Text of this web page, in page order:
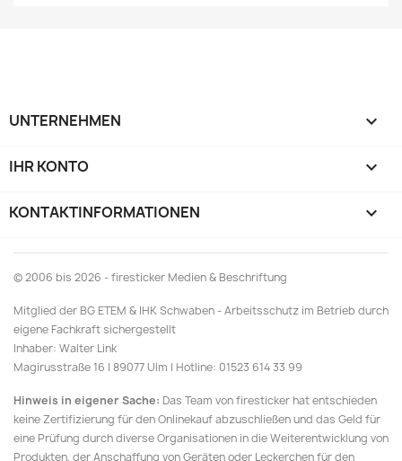
UNTERNEHMEN 
IHR KONTO 
KONTAKTINFORMATIONEN keyboard_arrow_down
© 2006 bis 2026 - firesticker Medien & Beschriftung
Mitglied der BG ETEM & IHK Schwaben - Arbeitsschutz im Betrieb durch
eigene Fachkraft sichergestellt
Inhaber: Walter Link
Magirusstraße 16 | 89077 Ulm | Hotline: 01523 614 33 99
Hinweis in eigener Sache: Das Team von firesticker hat entschieden
keine Zertifizierung für den Onlinekauf abzuschließen und das Geld für
eine Prüfung durch diverse Organisationen in die Weiterentwicklung von
Produkten, der Anschaffung von Geräten oder Leckerchen für den